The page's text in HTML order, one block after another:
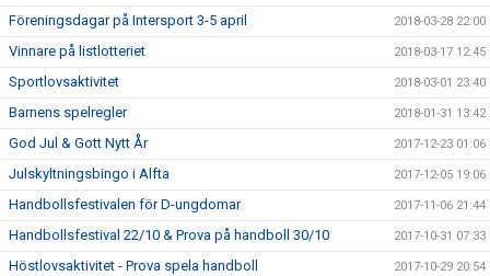
Föreningsdagar på Intersport 3-5 april 2018-03-28 22:00
Vinnare på listlotteriet 2018-03-17 12:45
Sportlovsaktivitet 2018-03-01 23:40
Barnens spelregler 2018-01-31 13:42
God Jul & Gott Nytt År 2017-12-23 01:06
Julskyltningsbingo i Alfta 2017-12-05 19:06
Handbollsfestivalen för D-ungdomar 2017-11-06 21:44
Handbollsfestival 22/10 & Prova på handboll 30/10 2017-10-31 07:33
Höstlovsaktivitet - Prova spela handboll 2017-10-29 20:54